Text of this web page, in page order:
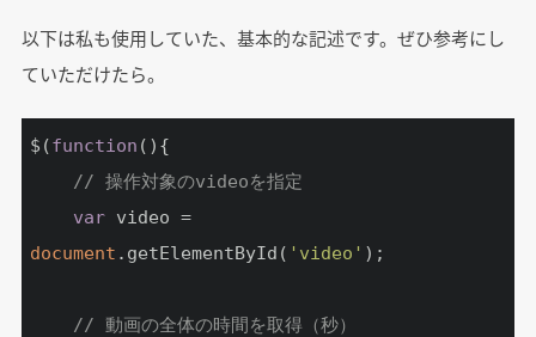
以下は私も使用していた、基本的な記述です。ぜひ参考にし
ていただけたら。
$(function ( ) {
// 操作対象のvideoを指定
var
document .getElementById( 'video' );
// 動画の全体の時間を取得（秒）